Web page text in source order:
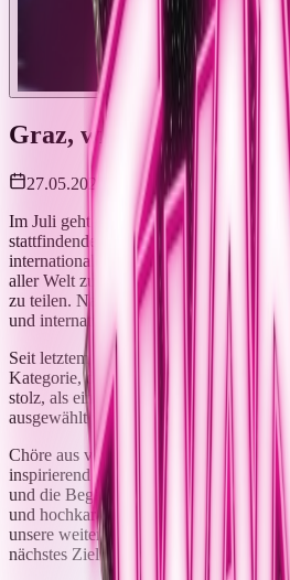
Graz, wir kommen!
27.05.2026
Im Juli geht es für uns nach Graz
stattfindenden
vokal.total Festival
.
internationalen A-Cappella-
aller Welt zusammenkommen, um ihre
zu teilen. Nach Aarhus 2022 ist das erst
und internationale Bühne – umso mehr
Seit letztem Jahr gibt es außerdem
Kategorie, die perfekt zu Twäng! passt.
stolz, als einer von sechs Chören auf
ausgewählt worden zu sein.
Chöre aus verschiedenen Kategorien
inspirierend und bereichernd. Wir
und die Begegnungen. Auch die Jury
und hochkarätig besetzt. Das
unsere weitere Arbeit nutzen – zum
nächstes Ziel: den